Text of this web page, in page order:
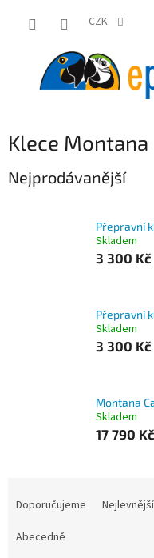
CZK
Klece Montana
Nejprodávanější
Přepravní
Skladem
3 300 Kč
Přepravní
Skladem
3 300 Kč
Montana
Skladem
17 790 Kč
Doporučujeme Nejlevnější
Abecedně